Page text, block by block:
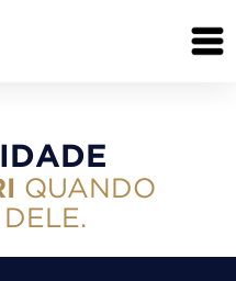
QUANDO
DELE.